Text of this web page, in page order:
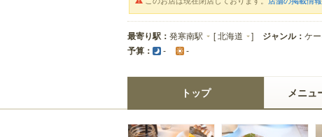
最寄り駅： 発寒南駅 [北海道 ] ジャンル： ケ
予算： - -
トップ メニュ